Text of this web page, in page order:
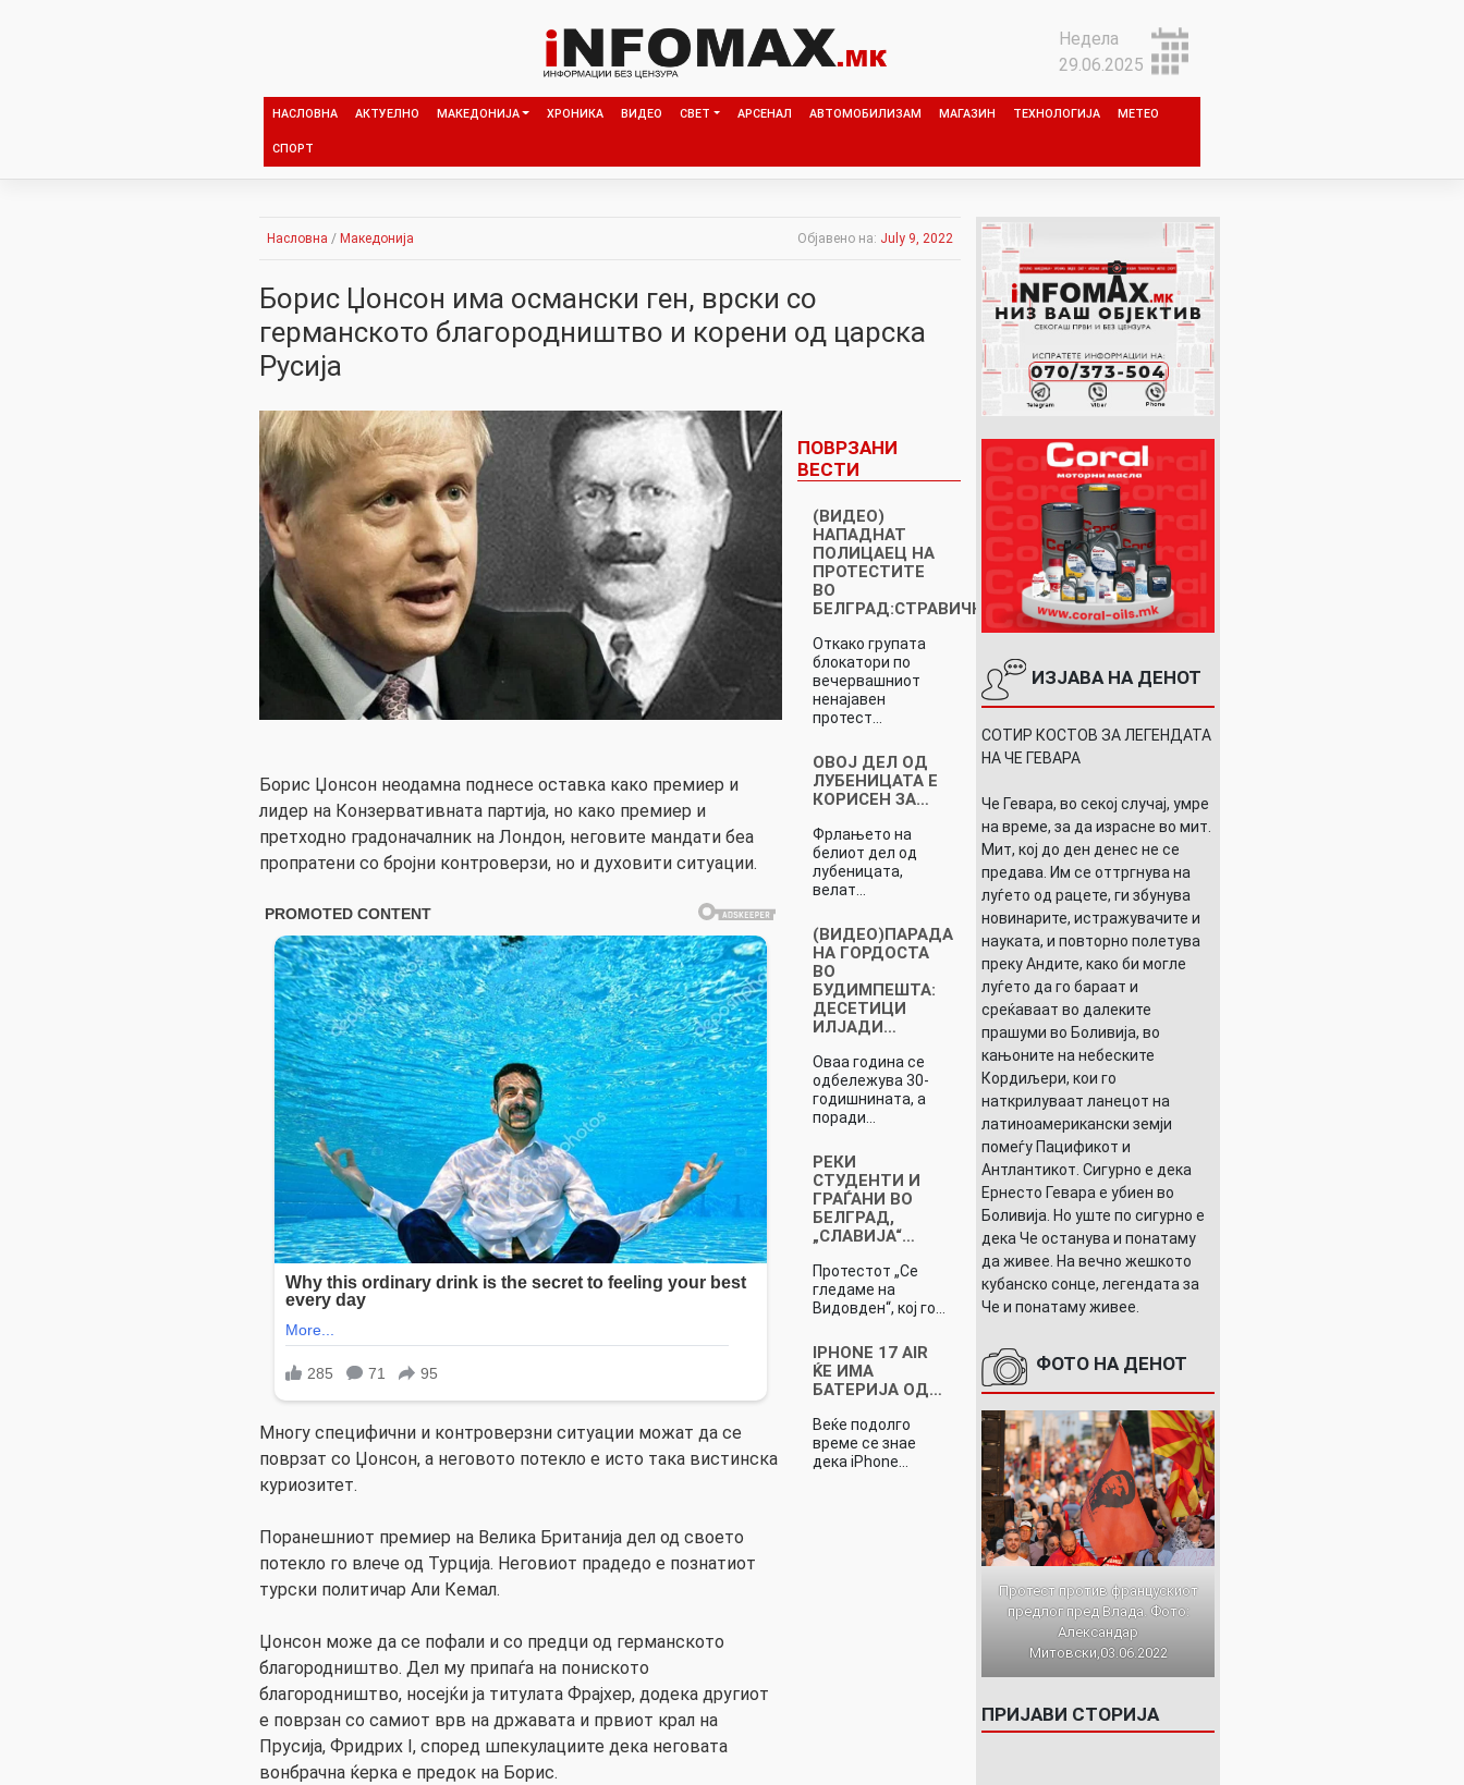
Недела
29.06.2025
НАСЛОВНА АКТУЕЛНО МАКЕДОНИЈА ХРОНИКА ВИДЕО СВЕТ АРСЕНАЛ АВТОМОБИЛИЗАМ МАГАЗИН ТЕХНОЛОГИЈА МЕТЕО
СПОРТ
Насловна / Македонија Објавено на: July 9, 2022
Борис Џонсон има османски ген, врски со
германското благородништво и корени од царска
Русија
Борис Џонсон неодамна поднесе оставка како премиер и
лидер на Конзервативната партија, но како премиер и
претходно градоначалник на Лондон, неговите мандати беа
пропратени со бројни контроверзи, но и духовити ситуации.
Многу специфични и контроверзни ситуации можат да се
поврзат со Џонсон, а неговото потекло е исто така вистинска
куриозитет.
Поранешниот премиер на Велика Британија дел од своето
потекло го влече од Турција. Неговиот прадедо е познатиот
турски политичар Али Кемал.
Џонсон може да се пофали и со предци од германското
благородништво. Дел му припаѓа на пониското
благородништво, носејќи ја титулата Фрајхер, додека другиот
е поврзан со самиот врв на државата и првиот крал на
Прусија, Фридрих I, според шпекулациите дека неговата
вонбрачна ќерка е предок на Борис.
ПОВРЗАНИ
ВЕСТИ
(ВИДЕО)
HAПАДНАТ
ПOЛИЦАЕЦ НА
ПРОТЕСТИТЕ
ВО
БЕЛГРАД:СТРАВИЧНИ…
Откако групата
блокатори по
вечервашниот
ненајавен
протест…
ОВОЈ ДЕЛ ОД
ЛУБЕНИЦАТА Е
КОРИСЕН ЗА…
Фрлањето на
белиот дел од
лубеницата,
велат…
(ВИДЕО)ПАРАДА
НА ГОРДОСТА
ВО
БУДИМПЕШТА:
ДЕСЕТИЦИ
ИЛЈАДИ…
Оваа година се
одбележува 30-
годишнината, а
поради…
РЕКИ
СТУДЕНТИ И
ГРАЃАНИ ВО
БЕЛГРАД,
„СЛАВИЈА“…
Протестот „Се
гледаме на
Видовден“, кој го…
IPHONE 17 AIR
ЌЕ ИМА
БАТЕРИЈА ОД…
Веќе подолго
време се знае
дека iPhone…
ИЗЈАВА НА ДЕНОТ
СОТИР КОСТОВ ЗА ЛЕГЕНДАТА
НА ЧЕ ГЕВАРА
Че Гевара, во секој случај, умре
на време, за да израсне во мит.
Мит, кој до ден денес не се
предава. Им се оттргнува на
луѓето од рацете, ги збунува
новинарите, истражувачите и
науката, и повторно полетува
преку Андите, како би могле
луѓето да го бараат и
среќаваат во далеките
прашуми во Боливија, во
кањоните на небеските
Кордиљери, кои го
наткрилуваат ланецот на
латиноамерикански земји
помеѓу Пацификот и
Антлантикот. Сигурно е дека
Ернесто Гевара е убиен во
Боливија. Но уште по сигурно е
дека Че останува и понатаму
да живее. На вечно жешкото
кубанско сонце, легендата за
Че и понатаму живее.
ФОТО НА ДЕНОТ
Протест против францускиот
предлог пред Влада. Фото:
Александар
Митовски,03.06.2022
ПРИЈАВИ СТОРИЈА